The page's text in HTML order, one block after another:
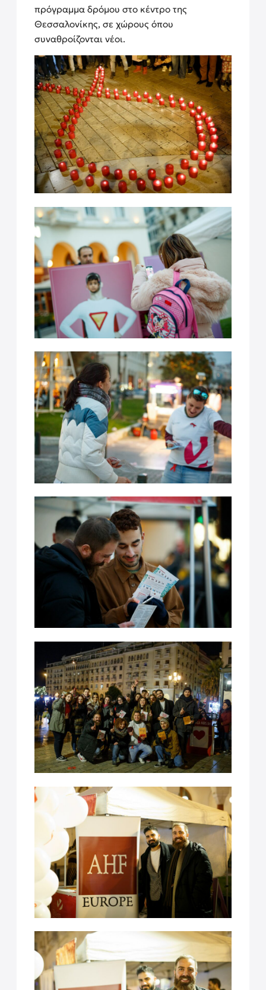
πρόγραμμα δρόμου στο κέντρο της
Θεσσαλονίκης, σε χώρους όπου
συναθροίζονται νέοι.